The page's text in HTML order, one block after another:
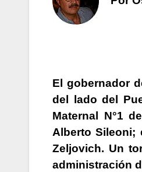
El gobernador
del lado del
Maternal N°1
Alberto Sileoni;
Zeljovich. Un
administración